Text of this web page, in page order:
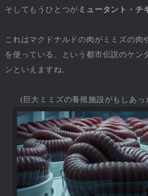
そしてもうひとつが ミュータント・チ
これはマクドナルドの肉がミミズの肉
を使っている、という都市伝説のケン
ンといえますね。
(巨大ミミズの養殖施設がもしあっ